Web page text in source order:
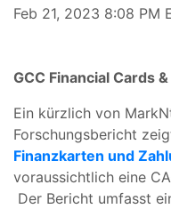
Feb 21, 2023 8:08 PM
GCC Financial Cards
Ein kürzlich von
Forschungsbericht
Finanzkarten und
voraussichtlich eine
Der Bericht umfasst